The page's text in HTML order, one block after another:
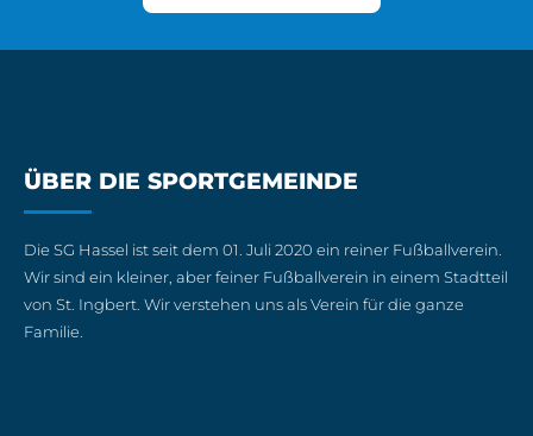
ÜBER DIE SPORTGEMEINDE
Die SG Hassel ist seit dem 01. Juli 2020 ein reiner Fußballverein.
Wir sind ein kleiner, aber feiner Fußballverein in einem Stadtteil
von St. Ingbert. Wir verstehen uns als Verein für die ganze
Familie.